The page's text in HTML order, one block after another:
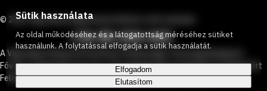
© 2026 VígszínházIngyenesen hívható zöld számunk
+36 80 204 443
A Vígszínház Nonprofit Korlátolt Felelősségű Társaság Budapest
Főváros Önkormányzata és a Társadalmi Kapcsolatokért és Kultúráért
Felelős Minisztérium által közösen működtetett színház.
Sütik használata
Az oldal működéséhez és a látogatottság méréséhez sütiket
használunk. A folytatással elfogadja a sütik használatát.
Elfogadom
Elutasítom